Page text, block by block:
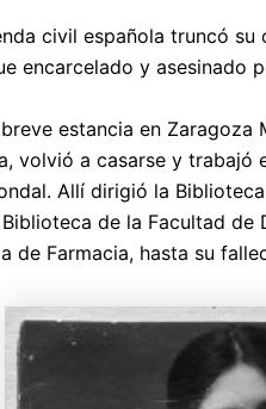
civil española truncó su
encarcelado y asesinado
estancia en Zaragoza
volvió a casarse y trabajó
Allí dirigió la
de la Facultad de
de Farmacia, hasta su